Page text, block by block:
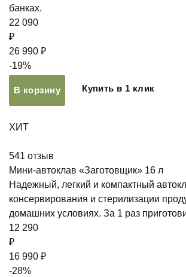
банках.
22 090
₽
26 990 ₽
-19%
В корзину Купить в 1 клик
ХИТ
541 отзыв
Мини-автоклав «Заготовщик» 16 л
Надежный, легкий и компактный
консервирования и стерилизации
домашних условиях. За 1 раз
12 290
₽
16 990 ₽
-28%